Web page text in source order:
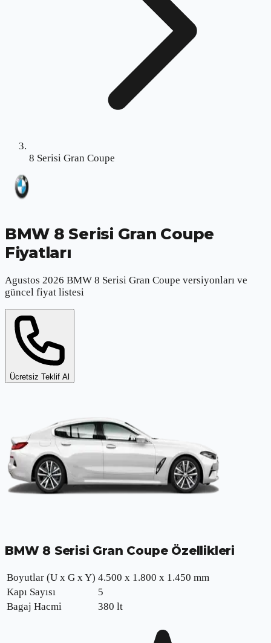
8 Serisi Gran Coupe
BMW 8 Serisi Gran Coupe
Fiyatları
Agustos 2026 BMW 8 Serisi Gran Coupe versiyonları ve
güncel fiyat listesi
Ücretsiz Teklif Al
BMW 8 Serisi Gran Coupe Özellikleri
Boyutlar (U x G x Y) 4.500 x 1.800 x 1.450 mm
Kapı Sayısı
5
Bagaj Hacmi
380 lt